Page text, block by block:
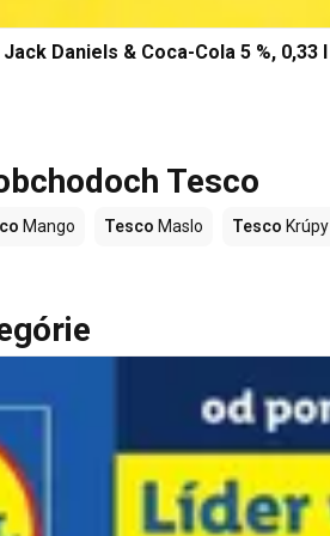
Daniels & Coca-Cola 5 %, 0,33 l
Tesco
Mango Tesco Maslo Tesco Krúpy